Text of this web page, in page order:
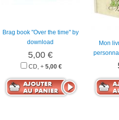
Brag book "Over the time" by
download
5,00 €
CD, + 5,00 €
Mon